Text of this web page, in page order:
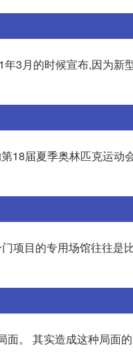
3月的时候宣布,因为新
18届夏季奥林匹克运动
项目的专用场馆往往是
。 其实造成这种局面